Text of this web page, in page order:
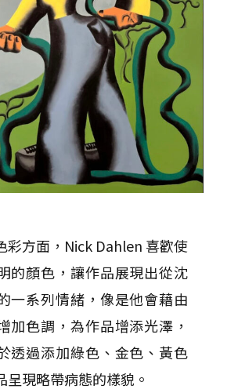
彩方面，Nick Dahlen 喜歡使
的顏色，讓作品展現出從沈
一系列情緒，像是他會藉由
加色調，為作品增添光澤，
透過添加綠色、金色、黃色
呈現略帶病態的樣貌。